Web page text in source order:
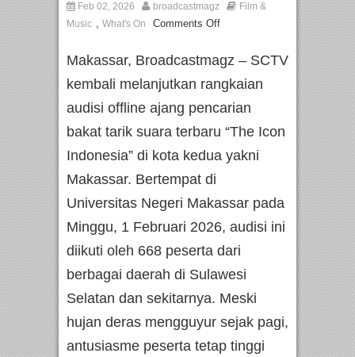
Feb 02, 2026 broadcastmagz
Film &
Music , What's On Comments Off
Makassar, Broadcastmagz – SCTV
kembali melanjutkan rangkaian
audisi offline ajang pencarian
bakat tarik suara terbaru “The Icon
Indonesia” di kota kedua yakni
Makassar. Bertempat di
Universitas Negeri Makassar pada
Minggu, 1 Februari 2026, audisi ini
diikuti oleh 668 peserta dari
berbagai daerah di Sulawesi
Selatan dan sekitarnya. Meski
hujan deras mengguyur sejak pagi,
antusiasme peserta tetap tinggi